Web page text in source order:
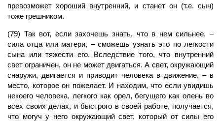
превозможет хороший внутренний, и станет он (т.е. сын)
тоже грешником.
(79) Так вот, если захочешь знать, что в нем сильнее, –
сила отца или матери, – сможешь узнать это по легкости
сына или тяжести его. Вследствие того, что внутренний
светограничен, он не может двигаться. А свет, окружающий
снаружи, двигается и приводит человека в движение, – в
место, которое он пожелает. И находим, что если увидишь
некоего человека, легкого как орел, бегущего как олень во
всех своих делах, и быстрого в своей работе, получается,
что могуч у него окружающий свет, который от силы его